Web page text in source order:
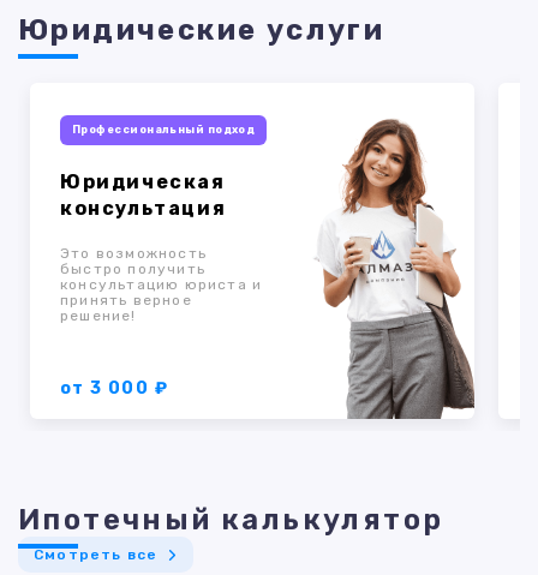
Юридические услуги
Профессиональный подход
Юридическая
консультация
Это возможность
быстро получить
консультацию юриста и
принять верное
решение!
от 3 000 ₽
Ипотечный калькулятор
Смотреть все